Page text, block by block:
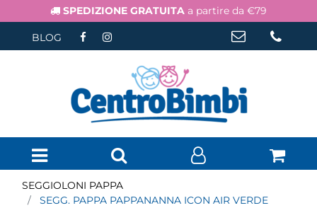
SPEDIZIONE GRATUITA a partire da €79
BLOG
Open menu
SEGGIOLONI PAPPA
SEGG. PAPPA PAPPANANNA ICON AIR VERDE